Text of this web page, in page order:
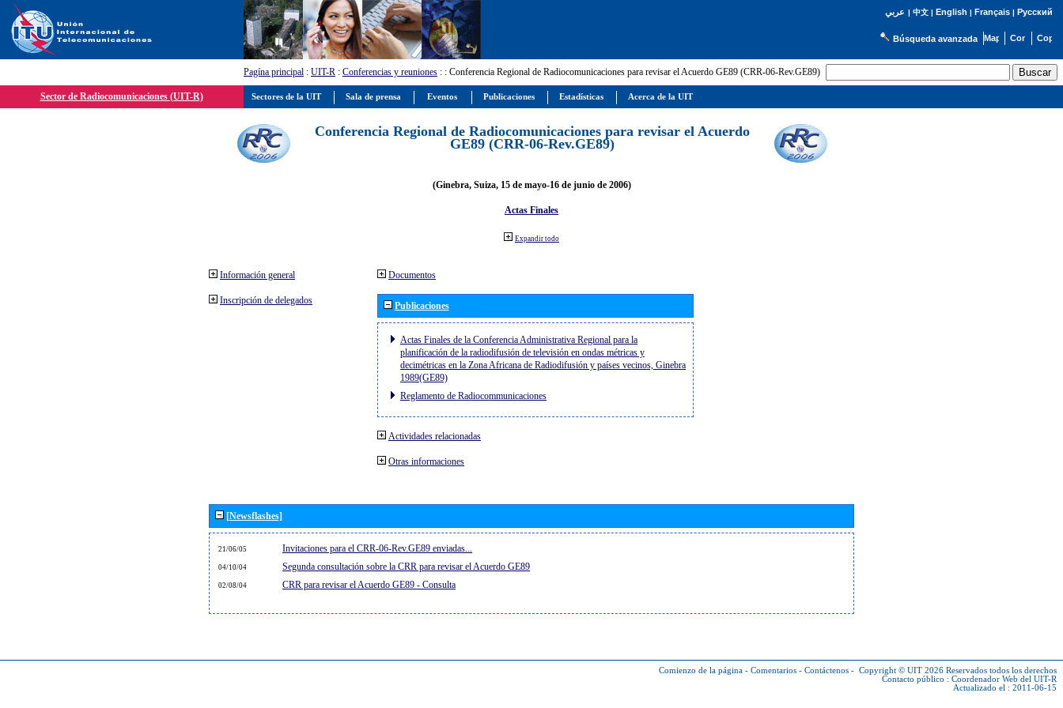
عربي | 中文| English | Français| Русский
Búsqueda avanzada
Pagína principal : UIT-R : Conferencias y reuniones : : Conferencia Regional de Radiocomunicaciones para revisar el Acuerdo GE89 (CRR-06-Rev.GE89)
Sector de Radiocomunicaciones (UIT-R)
Conferencia Regional de Radiocomunicaciones para revisar el Acuerdo
GE89 (CRR-06-Rev.GE89)
(Ginebra, Suiza, 15 de mayo-16 de junio de 2006)
Actas Finales
Expandir todo
Información general
Inscripción de delegados
Documentos
Publicaciones
Actas Finales de la Conferencia Administrativa Regional para la
planificación de la radiodifusión de televisión en ondas métricas y
decimétricas en la Zona Africana de Radiodifusión y países vecinos, Ginebra
1989(GE89)
Reglamento de Radiocommunicaciones
Actividades relacionadas
Otras informaciones
[Newsflashes]
21/06/05 Invitaciones para el CRR-06-Rev.GE89 enviadas...
04/10/04 Segunda consultación sobre la CRR para revisar el Acuerdo GE89
02/08/04 CRR para revisar el Acuerdo GE89 - Consulta
Comienzo de la página - Comentarios - Contáctenos - Copyright © UIT 2026 Reservados todos los derechos
Contacto público : Coordenador Web del UIT-R
Actualizado el : 2011-06-15
Sectores de la UIT Sala de prensa Eventos Publicaciones Estadísticas Acerca de la UIT